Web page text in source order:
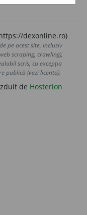
dexonline.ro)
pe acest site, inclusiv
scraping, crawling),
scris, cu excepția
publică (vezi licența).
de Hosterion